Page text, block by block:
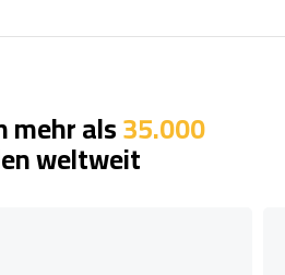
mehr als35.000
weltweit